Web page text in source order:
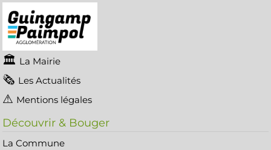
La Mairie
Les Actualités
Mentions légales
Découvrir & Bouger
La Commune